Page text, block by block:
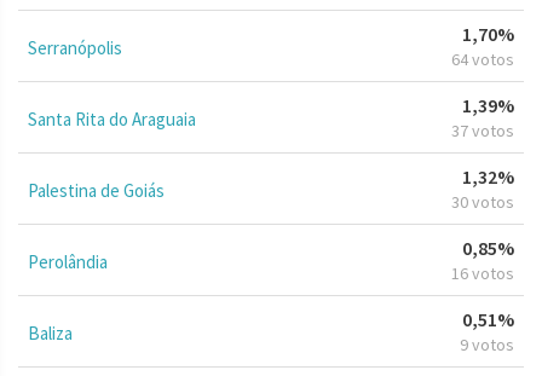
Serranópolis
1,70%
64 votos
Santa Rita do Araguaia
1,39%
37 votos
Palestina de Goiás
1,32%
30 votos
Perolândia
0,85%
16 votos
Baliza
0,51%
9 votos